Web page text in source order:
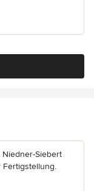
Siebert